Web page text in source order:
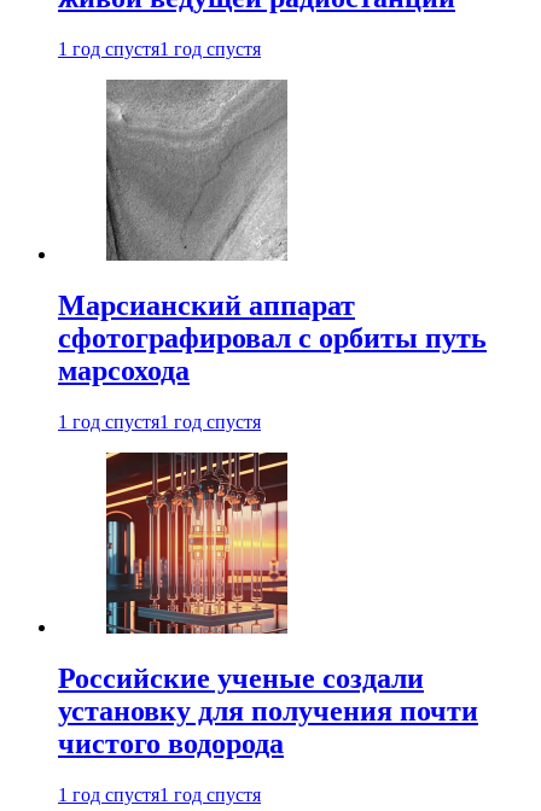
1 год спустя1 год спустя
Марсианский аппарат
сфотографировал с орбиты путь
марсохода
1 год спустя1 год спустя
Российские ученые создали
установку для получения почти
чистого водорода
1 год спустя1 год спустя